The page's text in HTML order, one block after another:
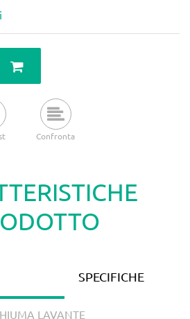
Confronta
SPECIFICHE
LAVANTE